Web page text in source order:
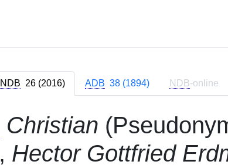
NDB 26 (2016) ADB 38 (1894) NDB-online
Christian
, Hector Gottfried